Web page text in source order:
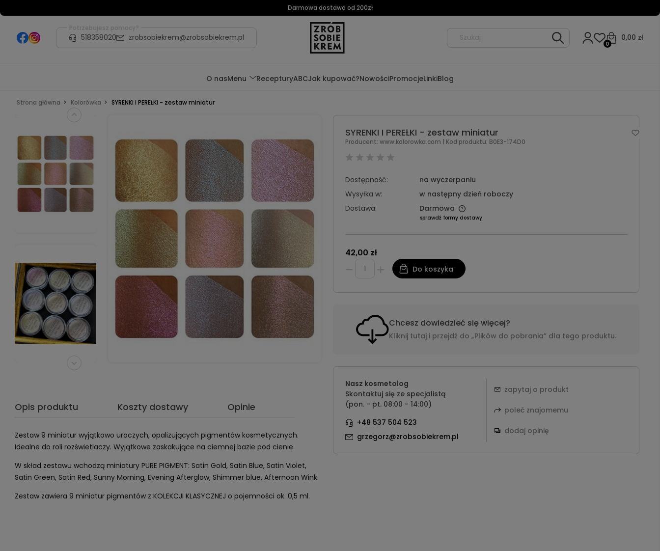
Darmowa dostawa od 200zł
Potrzebujesz pomocy?
518358020 zrobsobiekrem@zrobsobiekrem.pl 0,00 zł
0
O nasMenu RecepturyABCJak kupować?NowościPromocjeLinkiBlog
Strona główna Kolorówka SYRENKI I PEREŁKI - zestaw miniatur
Opis produktu Koszty dostawy Opinie
Zestaw 9 miniatur wyjątkowo uroczych, opalizujących pigmentów kosmetycznych.
Idealne do roli rozświetlaczy. Wyjątkowe zaskakujące na ciemnej bazie pod cienie.
W skład zestawu wchodzą miniatury PURE PIGMENT: Satin Gold, Satin Blue, Satin Violet,
Satin Green, Satin Red, Sunny Morning, Evening Afterglow, Shimmer blue, Afternoon Wink.
Zestaw zawiera 9 miniatur pigmentów z KOLEKCJI KLASYCZNEJ o pojemności ok. 0,5 ml.
SYRENKI I PEREŁKI - zestaw miniatur
Producent: www.kolorowka.com | Kod produktu: B0E3-174D0
Dostępność:
na wyczerpaniu
Wysyłka w:
w następny dzień roboczy
Dostawa:
Darmowa
sprawdź formy dostawy
42,00 zł
Do koszyka
Chcesz dowiedzieć się więcej?
Kliknij tutaj i przejdź do „Plików do pobrania” dla tego produktu.
Nasz kosmetolog
Skontaktuj się ze specjalistą
(pon. - pt. 08:00 - 14:00)
+48 537 504 523
grzegorz@zrobsobiekrem.pl
zapytaj o produkt
poleć znajomemu
dodaj opinię